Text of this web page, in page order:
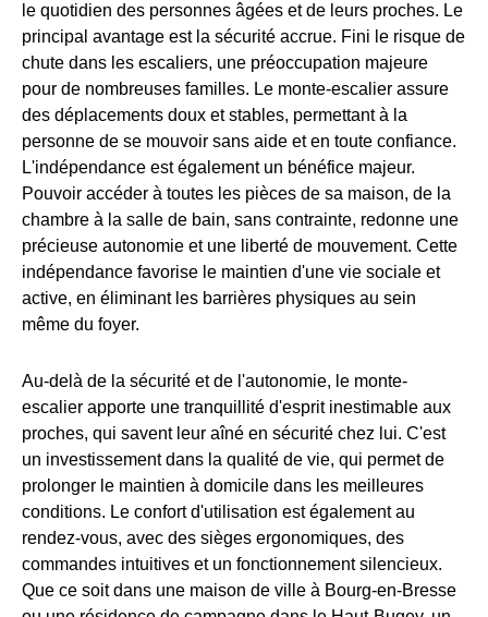
le quotidien des personnes âgées et de leurs proches. Le
principal avantage est la sécurité accrue. Fini le risque de
chute dans les escaliers, une préoccupation majeure
pour de nombreuses familles. Le monte-escalier assure
des déplacements doux et stables, permettant à la
personne de se mouvoir sans aide et en toute confiance.
L'indépendance est également un bénéfice majeur.
Pouvoir accéder à toutes les pièces de sa maison, de la
chambre à la salle de bain, sans contrainte, redonne une
précieuse autonomie et une liberté de mouvement. Cette
indépendance favorise le maintien d'une vie sociale et
active, en éliminant les barrières physiques au sein
même du foyer.
Au-delà de la sécurité et de l'autonomie, le monte-
escalier apporte une tranquillité d'esprit inestimable aux
proches, qui savent leur aîné en sécurité chez lui. C'est
un investissement dans la qualité de vie, qui permet de
prolonger le maintien à domicile dans les meilleures
conditions. Le confort d'utilisation est également au
rendez-vous, avec des sièges ergonomiques, des
commandes intuitives et un fonctionnement silencieux.
Que ce soit dans une maison de ville à Bourg-en-Bresse